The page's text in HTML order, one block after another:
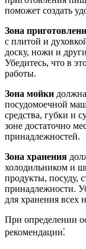
поможет создать
Зона
с плитой и
доску, ножи и
Убедитесь, что в
работы.
Зона мойки
посудомоечной
средства, губки и
зоне достаточно
принадлежностей.
Зона хранения
холодильником и
продукты, посуду,
принадлежности.
для хранения всех
При определении
рекомендации⁚